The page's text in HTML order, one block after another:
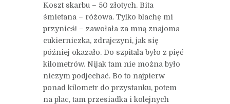
Koszt skarbu – 50 złotych. Bita
śmietana – różowa. Tylko blachę mi
przynieś! – zawołała za mną znajoma
cukierniczka, zdrajczyni, jak się
później okazało. Do szpitala było z pięć
kilometrów. Nijak tam nie można było
niczym podjechać. Bo to najpierw
ponad kilometr do przystanku, potem
na plac, tam przesiadka i kolejnych